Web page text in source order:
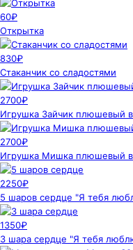
60₽
Открытка
830₽
Стаканчик со сладостями
2700₽
Игрушка Зайчик плюшевый
2700₽
Игрушка Мишка плюшевый
2250₽
5 шаров сердце "Я тебя
1350₽
3 шара сердце "Я тебя